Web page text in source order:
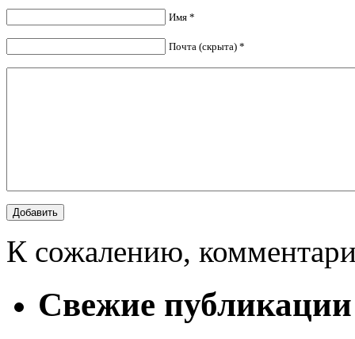
Имя *
Почта (скрыта) *
К сожалению,
Свежие публикации